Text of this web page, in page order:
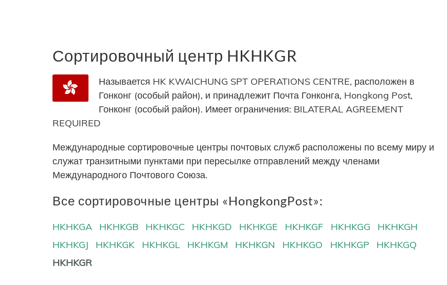
Сортировочный центр HKHKGR
Называется HK KWAICHUNG SPT OPERATIONS CENTRE, расположен в
Гонконг (особый район), и принадлежит Почта Гонконга, Hongkong Post,
Гонконг (особый район). Имеет ограничения: BILATERAL AGREEMENT
REQUIRED
Международные сортировочные центры почтовых служб расположены по всему миру и
служат транзитными пунктами при пересылке отправлений между членами
Международного Почтового Союза.
Все сортировочные центры «HongkongPost»:
HKHKGA HKHKGB HKHKGC HKHKGD HKHKGE HKHKGF HKHKGG
HKHKGH
HKHKGJ
HKHKGK HKHKGL HKHKGM HKHKGN HKHKGO HKHKGP
HKHKGQ
HKHKGR